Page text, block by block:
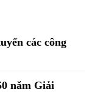
các công
năm Giải